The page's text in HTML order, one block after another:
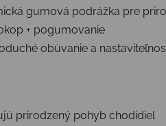
gumová podrážka pre
+ pogumovanie
obúvanie a
prirodzený pohyb chodidiel